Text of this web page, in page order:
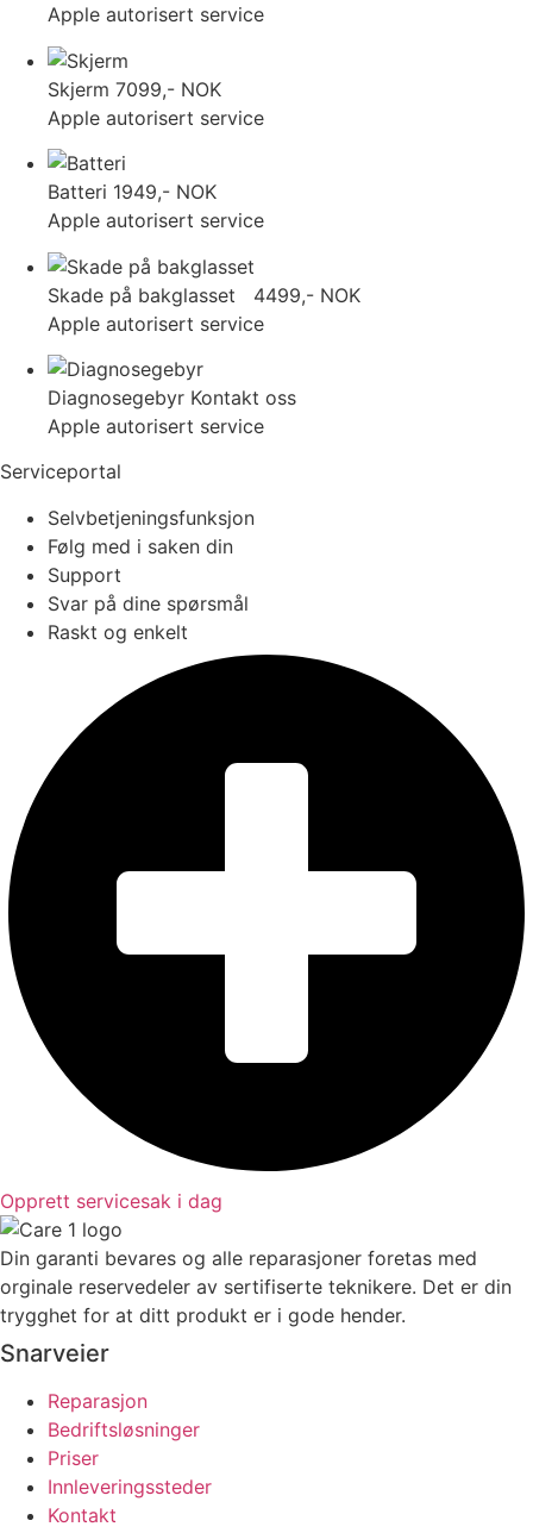
Apple autorisert service
Skjerm 7099,- NOK
Apple autorisert service
Batteri 1949,- NOK
Apple autorisert service
Skade på bakglasset 4499,- NOK
Apple autorisert service
Diagnosegebyr Kontakt oss
Apple autorisert service
Serviceportal
Selvbetjeningsfunksjon
Følg med i saken din
Support
Svar på dine spørsmål
Raskt og enkelt
Opprett servicesak i dag
Din garanti bevares og alle reparasjoner foretas med
orginale reservedeler av sertifiserte teknikere. Det er din
trygghet for at ditt produkt er i gode hender.
Snarveier
Reparasjon
Bedriftsløsninger
Priser
Innleveringssteder
Kontakt